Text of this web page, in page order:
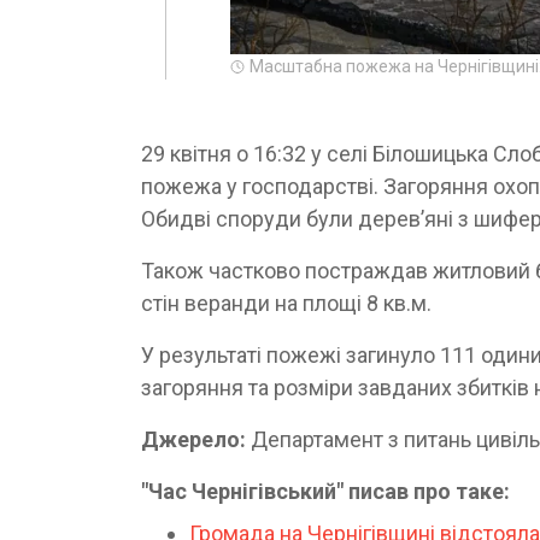
Масштабна пожежа на
29 квітня о 16:32 у селі Білошицька
пожежа у господарстві. Загоряння
Обидві споруди були дерев’яні з
Також частково постраждав
стін веранди на площі 8 кв.м.
У результаті пожежі загинуло 111
загоряння та розміри завданих
Джерело: Департамент з питань
"Час Чернігівський" писав про таке:
Громада на Чернігівщині